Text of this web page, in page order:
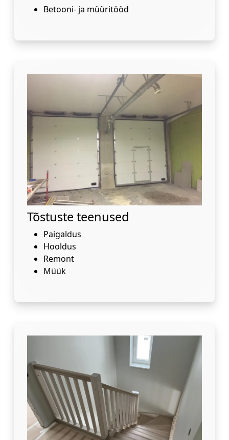
Betooni- ja müüritööd
Tõstuste teenused
Paigaldus
Hooldus
Remont
Müük